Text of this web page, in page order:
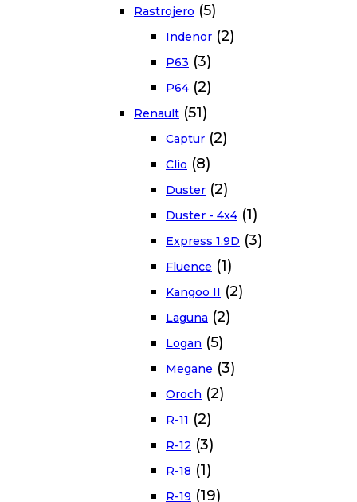
Rastrojero (5)
Indenor (2)
P63 (3)
P64 (2)
Renault (51)
Captur (2)
Clio (8)
Duster (2)
Duster - 4x4 (1)
Express 1.9D (3)
Fluence (1)
Kangoo II (2)
Laguna (2)
Logan (5)
Megane (3)
Oroch (2)
R-11 (2)
R-12 (3)
R-18 (1)
R-19 (19)